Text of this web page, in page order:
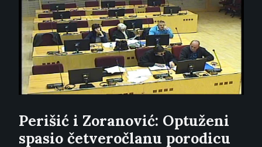
Perišić i Zoranović: Optuženi
spasio četveročlanu porodicu